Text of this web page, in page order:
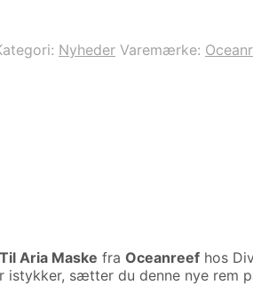
Nyheder Varemærke:
Aria Maske fra Oceanreef hos
istykker, sætter du denne nye rem